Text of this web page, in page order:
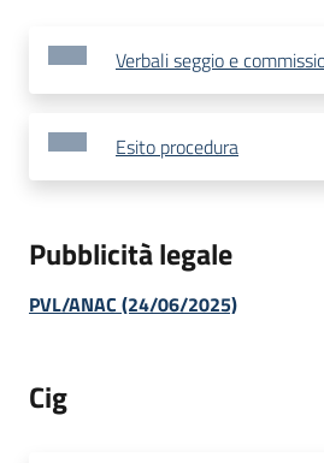
Verbali seggio e
Esito procedura
Pubblicità legale
PVL/ANAC (24/06/2025)
Cig